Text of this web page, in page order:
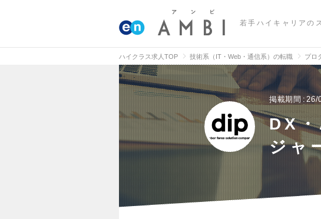
若手ハイキャリアの
ハイクラス求人TOP 技術系（IT・Web・通信系）の転職 プロ
掲載期間 26/
DX
ジャ